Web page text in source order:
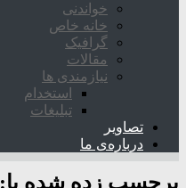
خواندنی
خانه خاص
گرافیک
مقالات
نیازمندی ها
استخدام
تبلیغات
تصاویر
درباره‌ی ما
برچسب زده شده با: